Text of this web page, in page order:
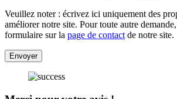
Veuillez noter : écrivez ici uniquement des
améliorer notre site. Pour toute autre
formulaire sur la page de contact de notre site.
Envoyer